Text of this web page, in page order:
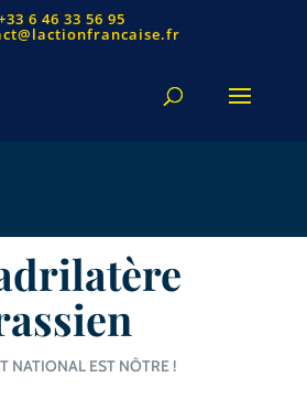
6 46 33 56 95
NATIONAL EST NÔTRE !